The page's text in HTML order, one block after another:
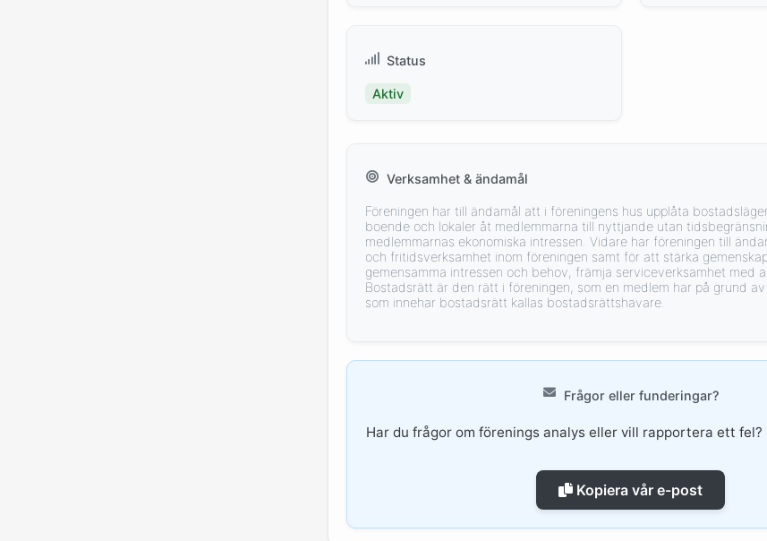
Status
Aktiv
Verksamhet & ändamål
Föreningen har till ändamål att i föreningens hus upplåta
boende och lokaler åt medlemmarna till nyttjande utan
medlemmarnas ekonomiska intressen. Vidare har föreningen till
och fritidsverksamhet inom föreningen samt för att stärka
gemensamma intressen och behov, främja serviceverksamhet med
Bostadsrätt är den rätt i föreningen, som en medlem har på grund
som innehar bostadsrätt kallas bostadsrättshavare.
Frågor eller funderingar?
Har du frågor om förenings analys eller vill rapportera ett
Kopiera vår e-post